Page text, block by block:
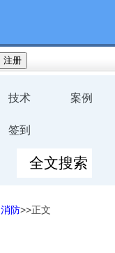
技术 案例
签到
消防>>正文